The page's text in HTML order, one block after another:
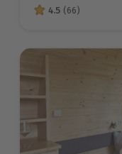
4.5 von 5
4.5 (66)